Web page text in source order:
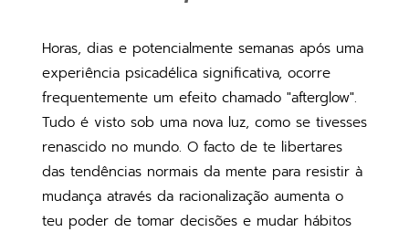
Horas, dias e potencialmente semanas após uma
experiência psicadélica significativa, ocorre
frequentemente um efeito chamado "afterglow".
Tudo é visto sob uma nova luz, como se tivesses
renascido no mundo. O facto de te libertares
das tendências normais da mente para resistir à
mudança através da racionalização aumenta o
teu poder de tomar decisões e mudar hábitos